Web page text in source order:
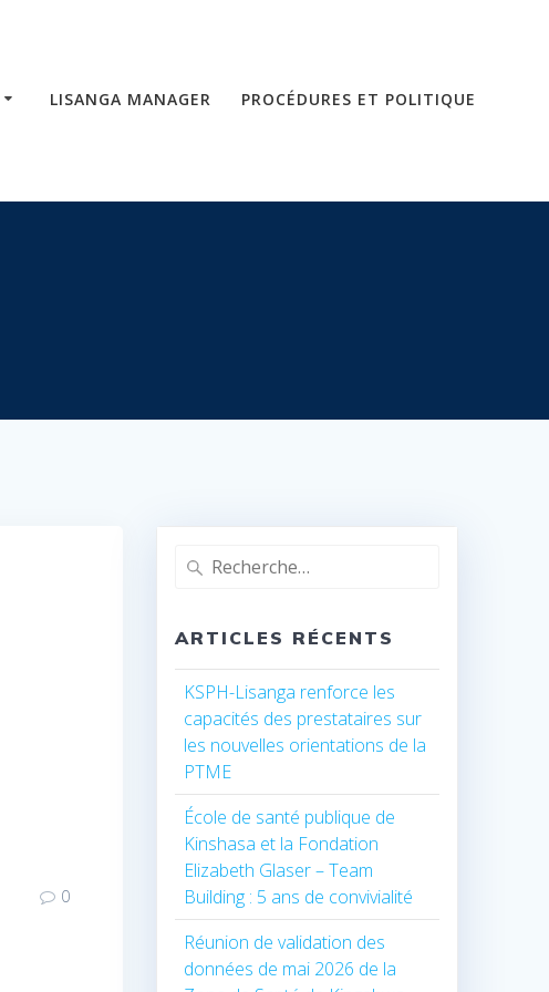
LISANGA MANAGER PROCÉDURES ET POLITIQUE
0
Recherche
ARTICLES RÉCENTS
KSPH-Lisanga renforce les
capacités des prestataires sur
les nouvelles orientations de la
PTME
École de santé publique de
Kinshasa et la Fondation
Elizabeth Glaser – Team
Building : 5 ans de convivialité
Réunion de validation des
données de mai 2026 de la